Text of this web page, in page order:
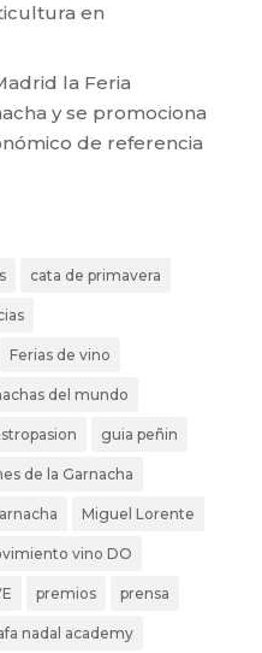
en
la Feria
y se promociona
de referencia
cata de primavera
Ferias de vino
del mundo
guia peñin
de la Garnacha
Miguel Lorente
vino DO
premios prensa
nadal academy